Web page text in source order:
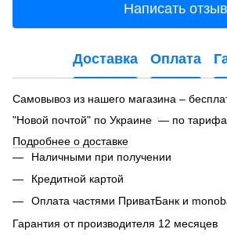
Написать отзыв
Доставка Оплата
Самовывоз из нашего магазина –
"Новой почтой" по Украине — по
Подробнее о доставке
Наличными при получении
Кредитной картой
Оплата частями ПриватБанк и
Гарантия от производителя 12 месяцев